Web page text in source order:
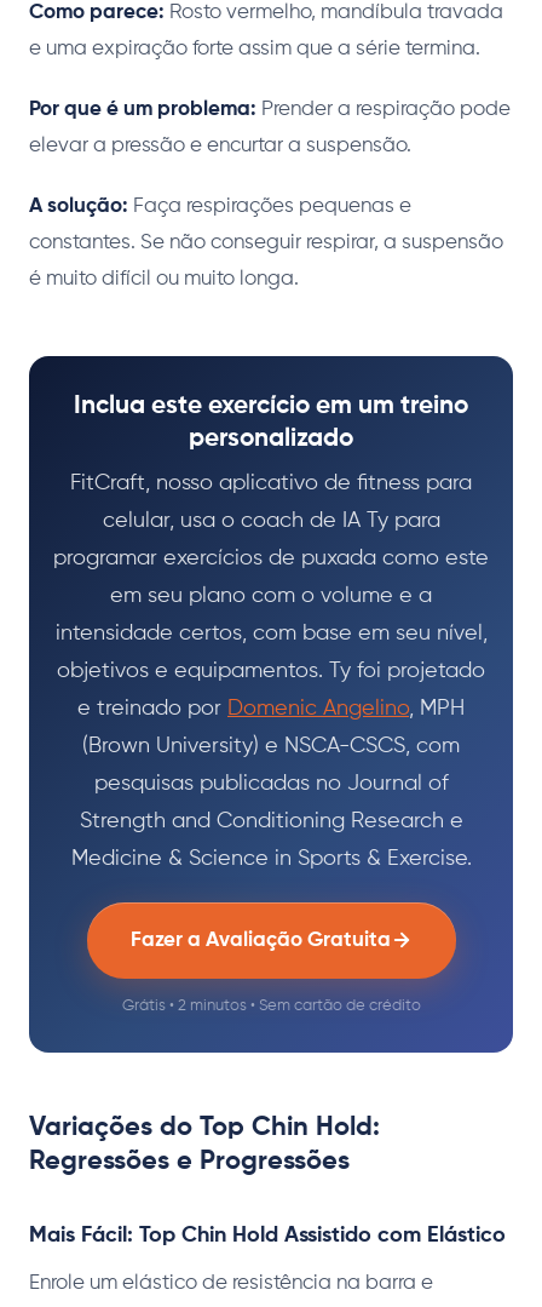
Como parece: Rosto vermelho, mandíbula travada
e uma expiração forte assim que a série termina.
Por que é um problema: Prender a respiração pode
elevar a pressão e encurtar a suspensão.
A solução: Faça respirações pequenas e
constantes. Se não conseguir respirar, a suspensão
é muito difícil ou muito longa.
Inclua este exercício em um treino
personalizado
FitCraft, nosso aplicativo de fitness para
celular, usa o coach de IA Ty para
programar exercícios de puxada como este
em seu plano com o volume e a
intensidade certos, com base em seu nível,
objetivos e equipamentos. Ty foi projetado
e treinado por
Domenic Angelino, MPH
(Brown University) e NSCA-CSCS, com
pesquisas publicadas no Journal of
Strength and Conditioning Research e
Medicine & Science in Sports & Exercise.
Fazer a Avaliação Gratuita
Grátis • 2 minutos • Sem cartão de crédito
Variações do Top Chin Hold:
Regressões e Progressões
Mais Fácil: Top Chin Hold Assistido com Elástico
Enrole um elástico de resistência na barra e